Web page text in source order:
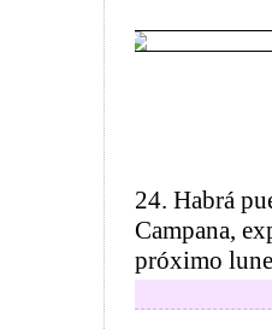
24. Habrá
Campana,
próximo